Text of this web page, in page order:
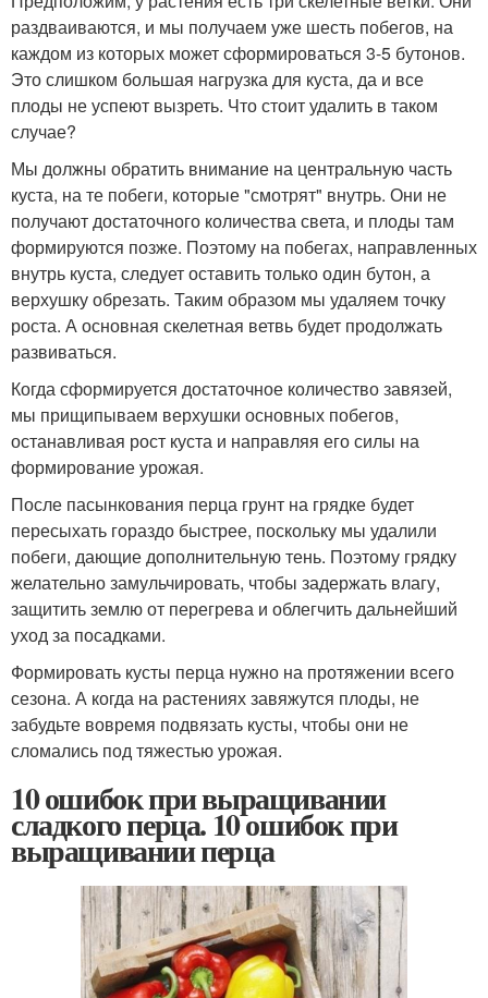
раздваиваются, и мы получаем уже шесть побегов, на
каждом из которых может сформироваться 3-5 бутонов.
Это слишком большая нагрузка для куста, да и все
плоды не успеют вызреть. Что стоит удалить в таком
случае?
Мы должны обратить внимание на центральную часть
куста, на те побеги, которые "смотрят" внутрь. Они не
получают достаточного количества света, и плоды там
формируются позже. Поэтому на побегах, направленных
внутрь куста, следует оставить только один бутон, а
верхушку обрезать. Таким образом мы удаляем точку
роста. А основная скелетная ветвь будет продолжать
развиваться.
Когда сформируется достаточное количество завязей,
мы прищипываем верхушки основных побегов,
останавливая рост куста и направляя его силы на
формирование урожая.
После пасынкования перца грунт на грядке будет
пересыхать гораздо быстрее, поскольку мы удалили
побеги, дающие дополнительную тень. Поэтому грядку
желательно замульчировать, чтобы задержать влагу,
защитить землю от перегрева и облегчить дальнейший
уход за посадками.
Формировать кусты перца нужно на протяжении всего
сезона. А когда на растениях завяжутся плоды, не
забудьте вовремя подвязать кусты, чтобы они не
сломались под тяжестью урожая.
10 ошибок при выращивании
сладкого перца. 10 ошибок при
выращивании перца